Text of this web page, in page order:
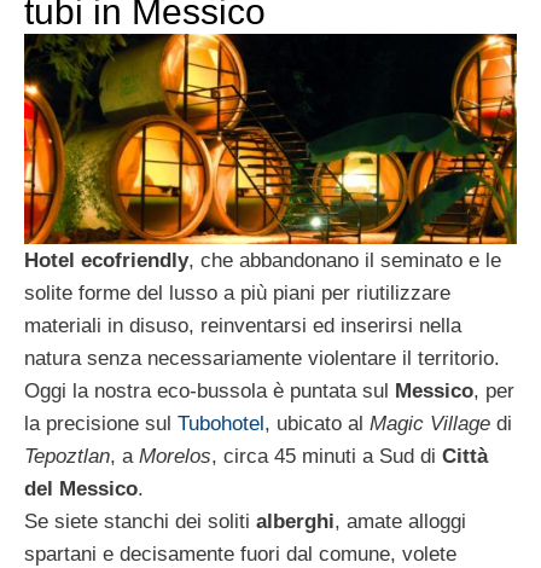
tubi in Messico
Hotel ecofriendly, che abbandonano il seminato e le
solite forme del lusso a più piani per riutilizzare
materiali in disuso, reinventarsi ed inserirsi nella
natura senza necessariamente violentare il territorio.
Oggi la nostra eco-bussola è puntata sul
Messico, per
la precisione sul Tubohotel , ubicato al Magic Village di
Tepoztlan, a Morelos, circa 45 minuti a Sud di Città
del Messico.
Se siete stanchi dei soliti alberghi, amate alloggi
spartani e decisamente fuori dal comune, volete